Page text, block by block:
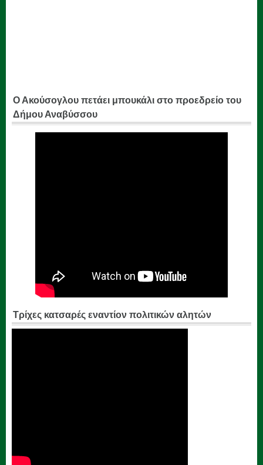
Ο Ακούσογλου πετάει μπουκάλι στο προεδρείο του
Δήμου Αναβύσσου
Τρίχες κατσαρές εναντίον πολιτικών αλητών